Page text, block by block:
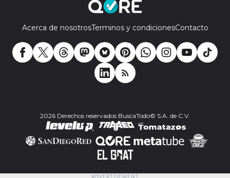
Acerca de nosotrosTerminos y condicionesContacto
2026 Derechos reservados BuscaTodo© S.A. de C.V.